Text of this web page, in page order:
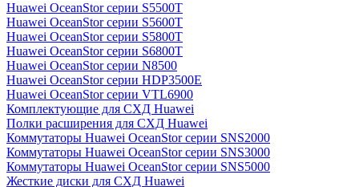
Huawei OceanStor серии S5500T
Huawei OceanStor серии S5600T
Huawei OceanStor серии S5800T
Huawei OceanStor серии S6800T
Huawei OceanStor серии N8500
Huawei OceanStor серии HDP3500E
Huawei OceanStor серии VTL6900
Комплектующие для СХД Huawei
Полки расширения для СХД Huawei
Коммутаторы Huawei OceanStor серии SNS2000
Коммутаторы Huawei OceanStor серии SNS3000
Коммутаторы Huawei OceanStor серии SNS5000
Жесткие диски для СХД Huawei